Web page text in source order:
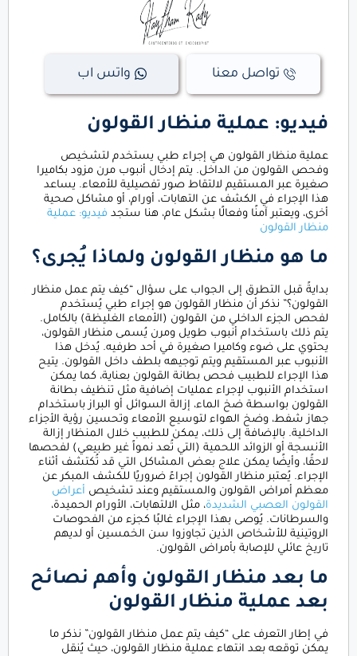
تواصل معنا واتس اب
فيديو: عملية منظار القولون
عملية منظار القولون هي إجراء طبي يستخدم لتشخيص
وفحص القولون من الداخل. يتم إدخال أنبوب مرن مزود بكاميرا
صغيرة عبر المستقيم لالتقاط صور تفصيلية للأمعاء. يساعد
هذا الإجراء في الكشف عن التهابات، أورام، أو مشاكل صحية
أخرى، ويعتبر آمنًا وفعالًا بشكل عام، هنا ستجد فيديو: عملية
منظار القولون
ما هو منظار القولون ولماذا يُجرى؟
بدايةً قبل التطرق إلى الجواب على سؤال “كيف يتم عمل منظار
القولون؟” نذكر أن منظار القولون هو إجراء طبي يُستخدم
لفحص الجزء الداخلي من القولون (الأمعاء الغليظة) بالكامل.
يتم ذلك باستخدام أنبوب طويل ومرن يُسمى منظار القولون،
يحتوي على ضوء وكاميرا صغيرة في أحد طرفيه. يُدخل هذا
الأنبوب عبر المستقيم ويتم توجيهه بلطف داخل القولون. يتيح
هذا الإجراء للطبيب فحص بطانة القولون بعناية، كما يمكن
استخدام الأنبوب لإجراء عمليات إضافية مثل تنظيف بطانة
القولون بواسطة ضخ الماء، إزالة السوائل أو البراز باستخدام
جهاز شفط، وضخ الهواء لتوسيع الأمعاء وتحسين رؤية الأجزاء
الداخلية. بالإضافة إلى ذلك، يمكن للطبيب خلال المنظار إزالة
الأنسجة أو الزوائد اللحمية (التي تُعد نمواً غير طبيعي) لفحصها
لاحقًا، وأيضًا يمكن علاج بعض المشاكل التي قد تُكتشف أثناء
الإجراء. يُعتبر منظار القولون إجراءً ضروريًا للكشف المبكر عن
معظم أمراض القولون والمستقيم وعند تشخيص أعراض
القولون العصبي الشديدة، مثل الالتهابات، الأورام الحميدة،
والسرطانات. يُوصى بهذا الإجراء غالبًا كجزء من الفحوصات
الروتينية للأشخاص الذين تجاوزوا سن الخمسين أو لديهم
تاريخ عائلي للإصابة بأمراض القولون.
ما بعد منظار القولون وأهم نصائح
بعد عملية منظار القولون
في إطار التعرف على “كيف يتم عمل منظار القولون” نذكر ما
يمكن توقعه بعد انتهاء عملية منظار القولون، حيث يُنقل